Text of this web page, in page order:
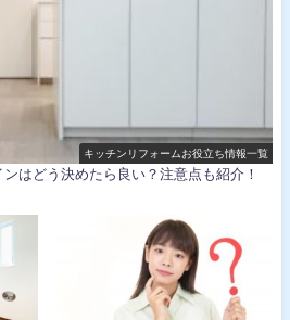
キッチンリフォームお役立ち情報一覧
はどう決めたら良い？注意点も紹介！